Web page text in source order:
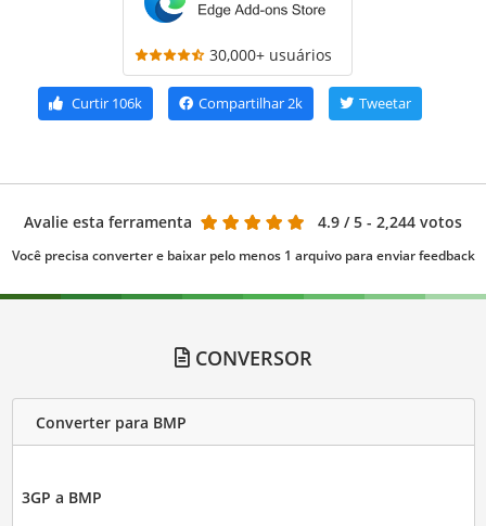
30,000+ usuários
Curtir 106k Compartilhar2k Tweetar
Avalie esta ferramenta 4.9 / 5 - 2,244 votos
Você precisa converter e baixar pelo menos 1 arquivo para enviar feedback
CONVERSOR
Converter para BMP
3GP a BMP